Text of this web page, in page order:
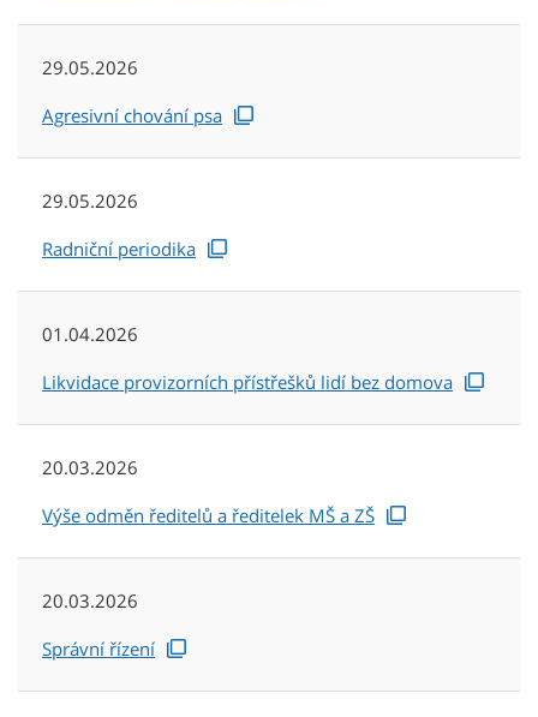
29.05.2026
Agresivní chování psa
29.05.2026
Radniční periodika
01.04.2026
Likvidace provizorních přístřešků lidí bez domova
20.03.2026
Výše odměn ředitelů a ředitelek MŠ a ZŠ
20.03.2026
Správní řízení